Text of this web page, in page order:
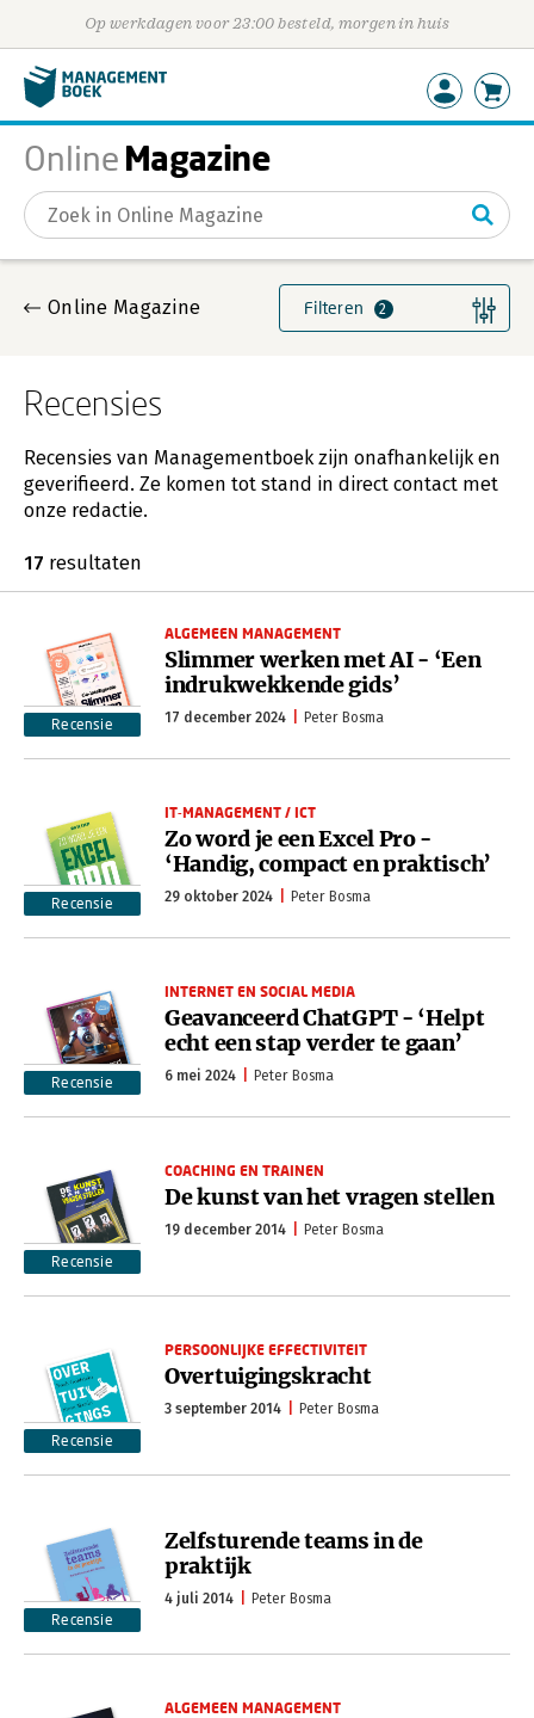
Op werkdagen voor 23:00 besteld, morgen in huis
Online Magazine
Gevonden artikelen
Online Magazine Filteren 2
Recensies
Recensies van Managementboek zijn onafhankelijk en
geverifieerd. Ze komen tot stand in direct contact met
onze redactie.
17 resultaten
Recensie
ALGEMEEN MANAGEMENT
Slimmer werken met AI - ‘Een
indrukwekkende gids’
17 december 2024 Peter Bosma
Recensie
IT-MANAGEMENT / ICT
Zo word je een Excel Pro -
‘Handig, compact en praktisch’
29 oktober 2024 Peter Bosma
Recensie
INTERNET EN SOCIAL MEDIA
Geavanceerd ChatGPT - ‘Helpt
echt een stap verder te gaan’
6 mei 2024 Peter Bosma
Recensie
COACHING EN TRAINEN
De kunst van het vragen stellen
19 december 2014 Peter Bosma
Recensie
PERSOONLIJKE EFFECTIVITEIT
Overtuigingskracht
3 september 2014 Peter Bosma
Recensie
Zelfsturende teams in de
praktijk
4 juli 2014 Peter Bosma
ALGEMEEN MANAGEMENT